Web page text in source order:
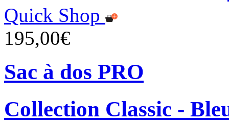
Quick Shop
195,00€
Sac à dos PRO
Collection Classic -